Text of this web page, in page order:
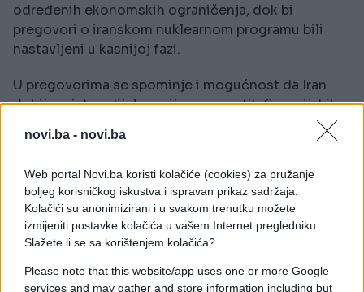
novi.ba - novi.ba
Web portal Novi.ba koristi kolačiće (cookies) za pružanje
boljeg korisničkog iskustva i ispravan prikaz sadržaja.
Kolačići su anonimizirani i u svakom trenutku možete
izmijeniti postavke kolačića u vašem Internet pregledniku.
Slažete li se sa korištenjem kolačića?
Please note that this website/app uses one or more Google
services and may gather and store information including but
određenih ekonomskih ograničenja, dok bi
pregovori o iranskom nuklearnom programu bili
nastavljeni u kasnijoj fazi.
U pregovorima se spominje i mogućnost da Iran
dobije pristup dijelu ranije zamrznutih finansijskih
sredstava vrijednih više od 16 milijardi dolara. Takav
potez mogao bi predstavljati privremeno
sankcija.
Mogući sporazum izaziva zabrinutost u Izraelu.
Premijer Benjamin Netanyahu insistira da svaki
nuklearnog programa, smanjenje raketnih